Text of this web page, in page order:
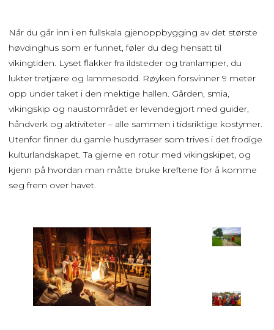
Når du går inn i en fullskala gjenoppbygging av det største
høvdinghus som er funnet, føler du deg hensatt til
vikingtiden. Lyset flakker fra ildsteder og tranlamper, du
lukter tretjære og lammesodd. Røyken forsvinner 9 meter
opp under taket i den mektige hallen. Gården, smia,
vikingskip og naustområdet er levendegjort med guider,
håndverk og aktiviteter – alle sammen i tidsriktige kostymer.
Utenfor finner du gamle husdyrraser som trives i det frodige
kulturlandskapet. Ta gjerne en rotur med vikingskipet, og
kjenn på hvordan man måtte bruke kreftene for å komme
seg frem over havet.